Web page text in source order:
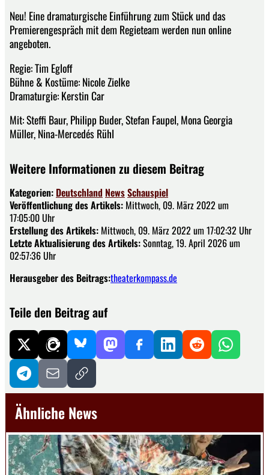
Neu! Eine dramaturgische Einführung zum Stück und das
Premierengespräch mit dem Regieteam werden nun online
angeboten.
Regie: Tim Egloff
Bühne & Kostüme: Nicole Zielke
Dramaturgie: Kerstin Car
Mit: Steffi Baur, Philipp Buder, Stefan Faupel, Mona Georgia
Müller, Nina-Mercedés Rühl
Weitere Informationen zu diesem Beitrag
Kategorien: Deutschland NewsSchauspiel
Veröffentlichung des Artikels: Mittwoch, 09. März 2022 um
17:05:00 Uhr
Erstellung des Artikels: Mittwoch, 09. März 2022 um 17:02:32 Uhr
Letzte Aktualisierung des Artikels:Sonntag, 19. April 2026 um
02:57:36 Uhr
Herausgeber des Beitrags:theaterkompass.de
Teile den Beitrag auf
Ähnliche News